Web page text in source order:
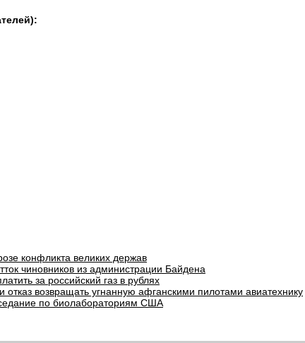
конфликта великих держав
чиновников из администрации Байдена
за российский газ в рублях
отказ возвращать угнанную афганскими пилотами авиатехнику
по биолабораториям США